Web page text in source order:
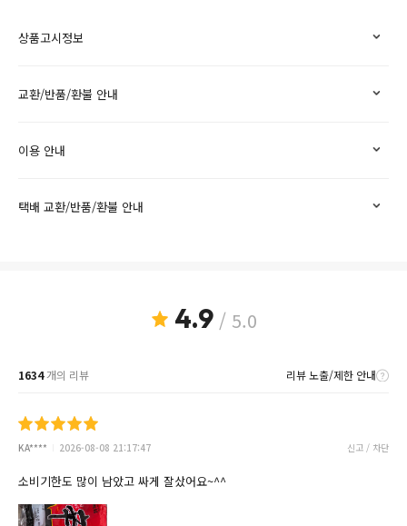
상품고시정보
교환/반품/환불 안내
이용 안내
택배 교환/반품/환불 안내
4.9/ 5.0
1634개의 리뷰 리뷰 노출/제한 안내
KA**** 2026-08-08 21:17:47 신고 / 차단
소비기한도 많이 남았고 싸게 잘샀어요~^^